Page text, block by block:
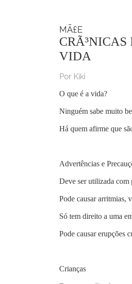
MÃ£E
VIDA
Por Kiki
O que é a vida?
Ninguém sabe muito
Há quem afirme que
Advertências e
Deve ser utilizada com
Pode causar arritmias,
Só tem direito a uma
Pode causar erupções
Crianças